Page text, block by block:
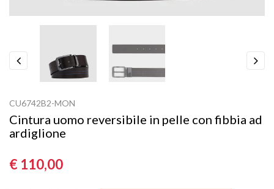
CU6742B2-MON
Cintura uomo reversibile in pelle con fibbia ad
ardiglione
€ 110,00